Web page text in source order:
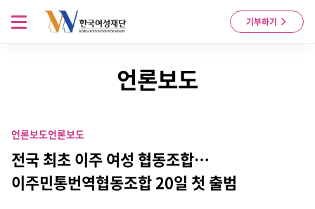
Skip to content
기부하기
메뉴 열기
언론보도
언론보도언론보도
전국 최초 이주 여성 협동조합…
이주민통번역협동조합 20일 첫 출범